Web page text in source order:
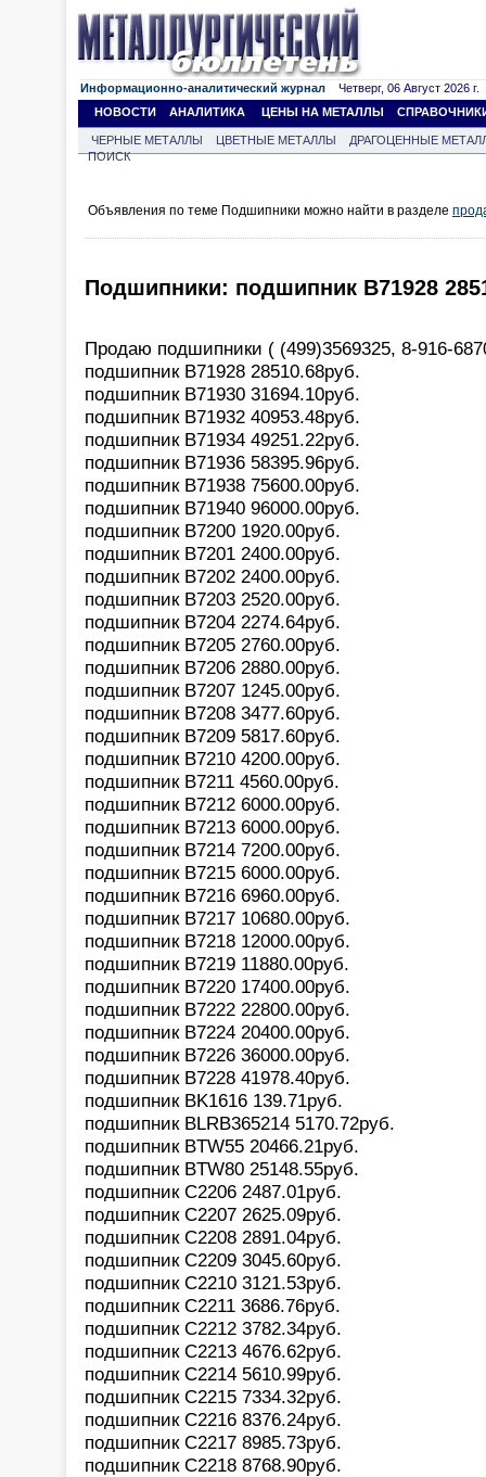
Информационно-аналитический журнал Четверг, 06 Август 2026 г.
НОВОСТИ
АНАЛИТИКА ЦЕНЫ НА МЕТАЛЛЫ
ЧЕРНЫЕ МЕТАЛЛЫ ЦВЕТНЫЕ МЕТАЛЛЫ
ДРАГОЦЕННЫЕ
ПОИСК
Объявления по теме Подшипники можно найти в разделе
Подшипники: подшипник B71928
Продаю подшипники ( (499)3569325, 8-916-
подшипник B71928 28510.68pуб.
подшипник B71930 31694.10pуб.
подшипник B71932 40953.48pуб.
подшипник B71934 49251.22pуб.
подшипник B71936 58395.96pуб.
подшипник B71938 75600.00pуб.
подшипник B71940 96000.00pуб.
подшипник B7200 1920.00pуб.
подшипник B7201 2400.00pуб.
подшипник B7202 2400.00pуб.
подшипник B7203 2520.00pуб.
подшипник B7204 2274.64pуб.
подшипник B7205 2760.00pуб.
подшипник B7206 2880.00pуб.
подшипник B7207 1245.00pуб.
подшипник B7208 3477.60pуб.
подшипник B7209 5817.60pуб.
подшипник B7210 4200.00pуб.
подшипник B7211 4560.00pуб.
подшипник B7212 6000.00pуб.
подшипник B7213 6000.00pуб.
подшипник B7214 7200.00pуб.
подшипник B7215 6000.00pуб.
подшипник B7216 6960.00pуб.
подшипник B7217 10680.00pуб.
подшипник B7218 12000.00pуб.
подшипник B7219 11880.00pуб.
подшипник B7220 17400.00pуб.
подшипник B7222 22800.00pуб.
подшипник B7224 20400.00pуб.
подшипник B7226 36000.00pуб.
подшипник B7228 41978.40pуб.
подшипник BK1616 139.71pуб.
подшипник BLRB365214 5170.72pуб.
подшипник BTW55 20466.21pуб.
подшипник BTW80 25148.55pуб.
подшипник C2206 2487.01pуб.
подшипник C2207 2625.09pуб.
подшипник C2208 2891.04pуб.
подшипник C2209 3045.60pуб.
подшипник C2210 3121.53pуб.
подшипник C2211 3686.76pуб.
подшипник C2212 3782.34pуб.
подшипник C2213 4676.62pуб.
подшипник C2214 5610.99pуб.
подшипник C2215 7334.32pуб.
подшипник C2216 8376.24pуб.
подшипник C2217 8985.73pуб.
подшипник C2218 8768.90pуб.